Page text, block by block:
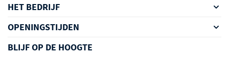
HET BEDRIJF
OPENINGSTIJDEN
BLIJF OP DE HOOGTE